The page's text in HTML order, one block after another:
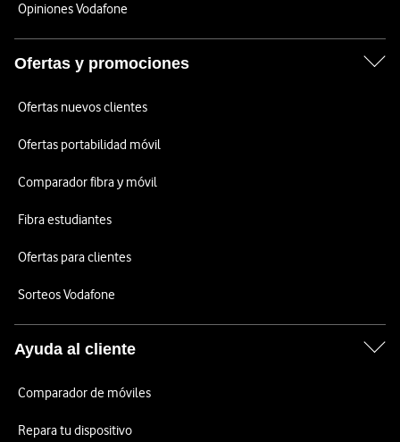
Opiniones Vodafone
Ofertas y promociones
Ofertas nuevos clientes
Ofertas portabilidad móvil
Comparador fibra y móvil
Fibra estudiantes
Ofertas para clientes
Sorteos Vodafone
Ayuda al cliente
Comparador de móviles
Repara tu dispositivo